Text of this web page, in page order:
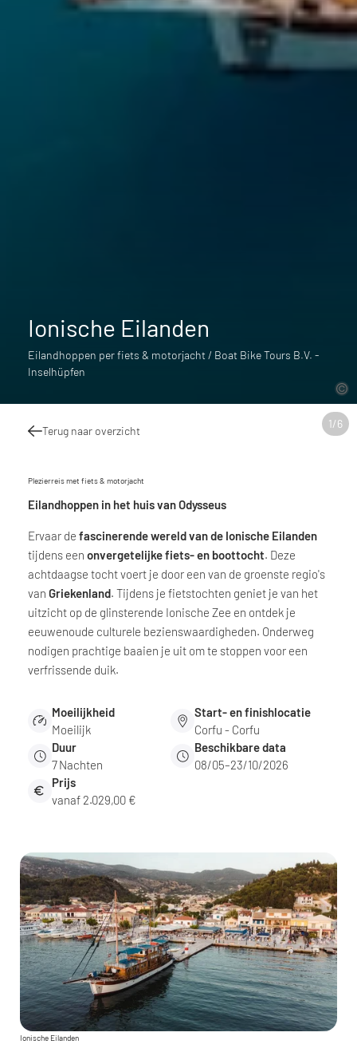
1/6
Ionische Eilanden
Eilandhoppen per fiets & motorjacht / Boat Bike Tours B.V. -
Inselhüpfen
Terug naar overzicht
Plezierreis met fiets & motorjacht
Eilandhoppen in het huis van Odysseus
Ervaar de fascinerende wereld van de Ionische Eilanden
tijdens een onvergetelijke fiets- en boottocht. Deze
achtdaagse tocht voert je door een van de groenste regio's
van Griekenland. Tijdens je fietstochten geniet je van het
uitzicht op de glinsterende Ionische Zee en ontdek je
eeuwenoude culturele bezienswaardigheden. Onderweg
nodigen prachtige baaien je uit om te stoppen voor een
verfrissende duik.
Moeilijkheid
Moeilijk
Start- en finishlocatie
Corfu - Corfu
Duur
7Nachten
Beschikbare data
08/05–23/10/2026
Prijs
vanaf 2.029,00 €
Ionische Eilanden